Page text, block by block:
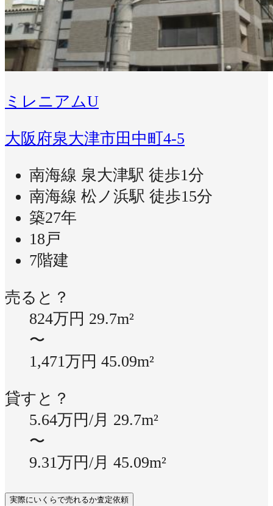
ミレニアムU
大阪府泉大津市田中町4-5
南海線 泉大津駅 徒歩1分
南海線 松ノ浜駅 徒歩15分
築27年
18戸
7階建
売ると？
824万円 29.7m²
〜
1,471万円 45.09m²
貸すと？
5.64万円/月 29.7m²
〜
9.31万円/月 45.09m²
実際にいくらで売れるか査定依頼